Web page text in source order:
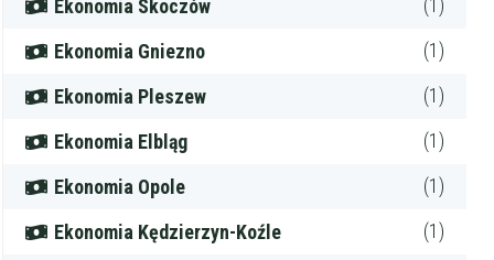
Ekonomia Skoczów (1)
Ekonomia Gniezno (1)
Ekonomia Pleszew (1)
Ekonomia Elbląg (1)
Ekonomia Opole (1)
Ekonomia Kędzierzyn-Koźle (1)